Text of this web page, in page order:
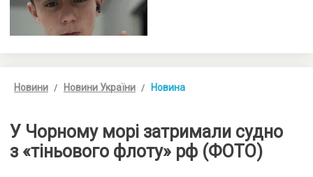
Новини Новини України Новина
У Чорному морі затримали судно
з «тіньового флоту» рф (ФОТО)